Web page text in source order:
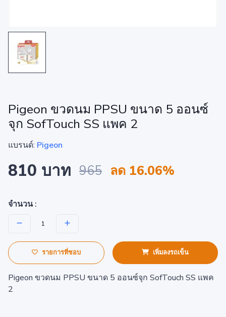
Pigeon ขวดนม PPSU ขนาด 5 ออนซ์
จุก SofTouch SS แพค 2
แบรนด์: Pigeon
810 บาท 965 ลด 16.06%
จำนวน :
รายการที่ชอบ เพิ่มลงรถเข็น
Pigeon ขวดนม PPSU ขนาด 5 ออนซ์จุก SofTouch SS แพค
2